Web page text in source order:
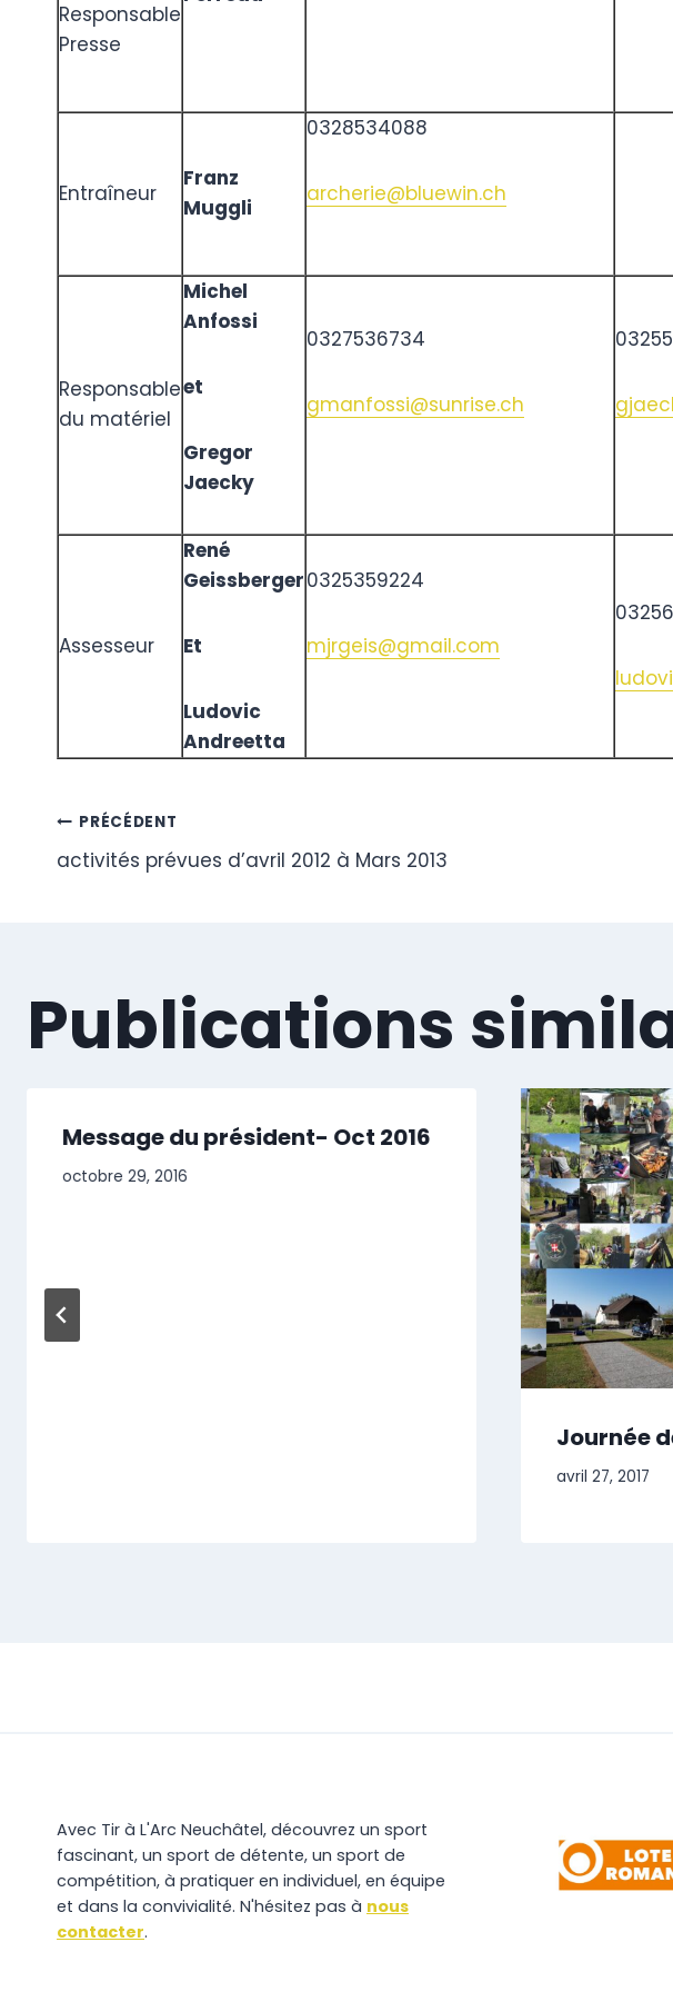
Responsable
Presse
Entraîneur
Franz
Muggli
0328534088
archerie@bluewin.ch
Responsable
du matériel
Michel
Anfossi
et
Gregor
Jaecky
0327536734
gmanfossi@sunrise.ch
Assesseur
René
Geissberger
Et
Ludovic
Andreetta
0325359224
mjrgeis@gmail.com
Navigation
l’article
PRÉCÉDENT
activités prévues d’avril 2012 à Mars 2013
Publications
Message du président- Oct 2016
octobre 29, 2016
Journée
avril 27, 2017
Avec Tir à L'Arc Neuchâtel, découvrez un sport
fascinant, un sport de détente, un sport de
compétition, à pratiquer en individuel, en équipe
et dans la convivialité. N'hésitez pas à nous
contacter.